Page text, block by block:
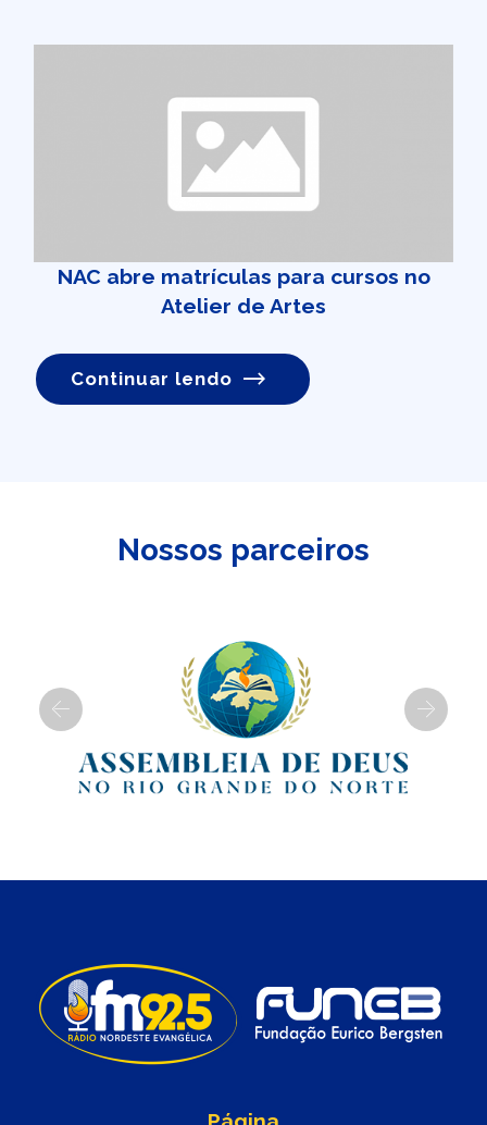
NAC abre matrículas para cursos no
Atelier de Artes
Continuar lendo
Nossos parceiros
Previous Next